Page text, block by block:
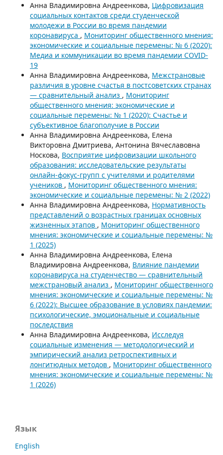
Анна Владимировна Андреенкова, Цифровизация
социальных контактов среди студенческой
молодежи в России во время пандемии
коронавируса , Мониторинг общественного мнения:
экономические и социальные перемены: № 6 (2020):
Медиа и коммуникации во время пандемии COVID-
19
Анна Владимировна Андреенкова, Межстрановые
различия в уровне счастья в постсоветских странах
— сравнительный анализ , Мониторинг
общественного мнения: экономические и
социальные перемены: № 1 (2020): Счастье и
субъективное благополучие в России
Анна Владимировна Андреенкова, Елена
Викторовна Дмитриева, Антонина Вячеславовна
Носкова, Восприятие цифровизации школьного
образования: исследовательские результаты
онлайн-фокус-групп с учителями и родителями
учеников , Мониторинг общественного мнения:
экономические и социальные перемены: № 2 (2022)
Анна Владимировна Андреенкова, Нормативность
представлений о возрастных границах основных
жизненных этапов , Мониторинг общественного
мнения: экономические и социальные перемены: №
1 (2025)
Анна Владимировна Андреенкова, Елена
Владимировна Андреенкова, Влияние пандемии
коронавируса на студенчество — сравнительный
межстрановый анализ , Мониторинг общественного
мнения: экономические и социальные перемены: №
6 (2022): Высшее образование в условиях пандемии:
психологические, эмоциональные и социальные
последствия
Анна Владимировна Андреенкова, Исследуя
социальные изменения ― методологический и
эмпирический анализ ретроспективных и
лонгитюдных методов , Мониторинг общественного
мнения: экономические и социальные перемены: №
1 (2026)
Язык
English